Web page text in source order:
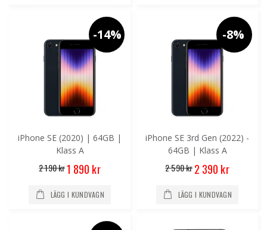
-14%
iPhone SE (2020) | 64GB |
Klass A
2 190 krSpecial
Price
1 890 kr
LÄGG I KUNDVAGN
-8%
iPhone SE 3rd Gen (2022) -
64GB | Klass A
2 590 kr Special
Price
2 390 kr
LÄGG I KUNDVAGN